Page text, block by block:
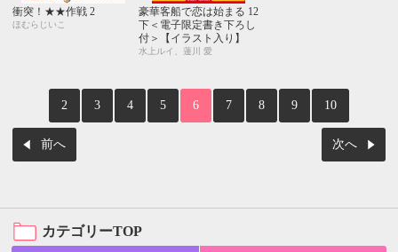
衝突！★★作戦 2
ほむらじいこ
豪華客船で恋は始まる 12
下＜電子限定書き下ろし
付＞【イラスト入り】
水上ルイ、蓮川 愛
前へ
2 3 4 5 6 7 8 9 10
次へ
カテゴリーTOP